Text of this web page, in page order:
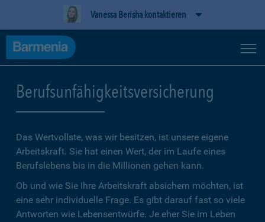
Vanessa Berisha kontaktieren
Berufsunfähigkeitsversicherung
Das Wertvollste, was wir besitzen, ist unsere eigene
Arbeitskraft. Sie hat einen Wert, der im Laufe eines
Berufslebens bis in die Millionen gehen kann.
Ob und wie Sie Ihre Arbeitskraft absichern möchten, ist
eine sehr individuelle Frage. Es gibt darauf fast so viele
Antworten wie Lebensentwürfe. Je eher Sie im Leben